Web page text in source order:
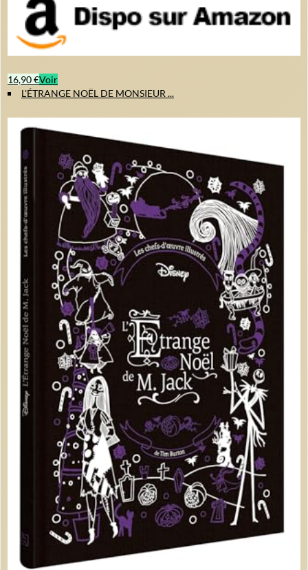
16,90 €Voir
L'ÉTRANGE NOËL DE MONSIEUR ...